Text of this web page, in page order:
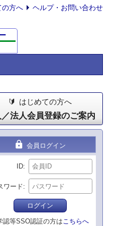
の方へ ヘルプ・お問い合わせ
はじめての方へ
法人会員登録のご案内
lock 会員ログイン
ID
ワード
ログイン
認等SSO認証の方はこちらへ